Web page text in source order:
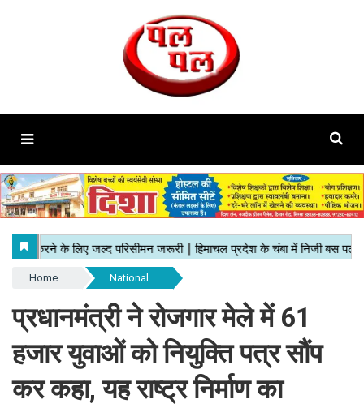
Home National
प्रधानमंत्री ने रोजगार मेले में 61
हजार युवाओं को नियुक्ति पत्र सौंप
कर कहा, यह राष्ट्र निर्माण का